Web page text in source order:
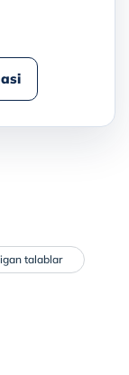
talablar